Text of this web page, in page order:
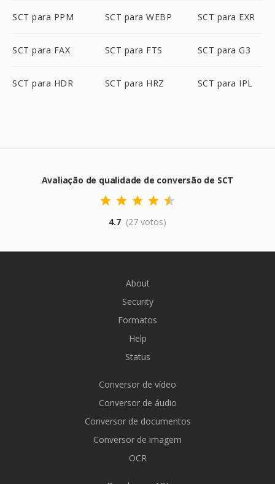
SCT para PPM SCT para WEBP SCT para EXR
SCT para FAX SCT para FTS SCT para G3
SCT para HDR SCT para HRZ SCT para IPL
Avaliação de qualidade de conversão de SCT
4.7 (27 votos)
About
Security
Formatos
Help
Status
Conversor de vídeo
Conversor de áudio
Conversor de documentos
Conversor de imagem
OCR